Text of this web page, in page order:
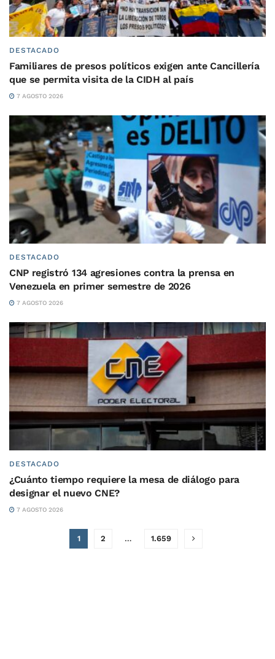
DESTACADO
Familiares de presos políticos exigen ante Cancillería
que se permita visita de la CIDH al país
7 AGOSTO 2026
DESTACADO
CNP registró 134 agresiones contra la prensa en
Venezuela en primer semestre de 2026
7 AGOSTO 2026
DESTACADO
¿Cuánto tiempo requiere la mesa de diálogo para
designar el nuevo CNE?
7 AGOSTO 2026
1 2 … 1.659